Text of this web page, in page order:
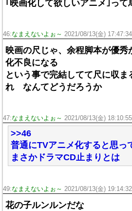
｢映画化して欲しいアニメ｣っ
46:なまえないよぉ～ 2021/08/13(金)
映画の尺じゃ、余程脚本が優秀
化不良になる
という事で完結してて尺に収
れ なんてどうだろうか
47:なまえないよぉ～ 2021/08/13(金)
>>46
普通にTVアニメ化すると思っ
まさかドラマCD止まりとは
49:なまえないよぉ～ 2021/08/13(金)
花の子ルンルンだな